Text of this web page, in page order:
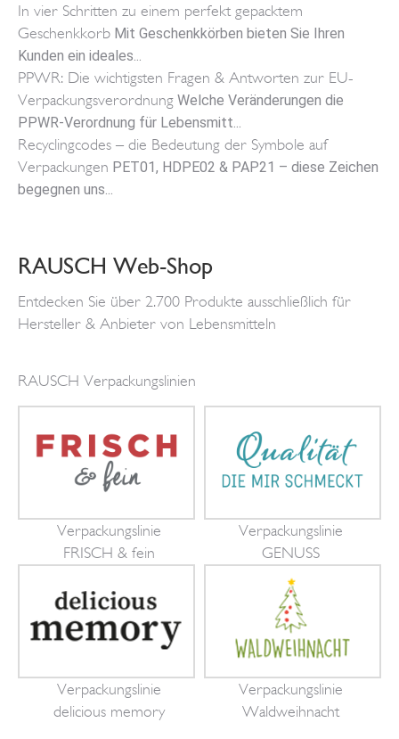
In vier Schritten zu einem perfekt gepacktem
Geschenkkorb Mit Geschenkkörben bieten Sie Ihren
Kunden ein ideales...
PPWR: Die wichtigsten Fragen & Antworten zur EU-
Verpackungsverordnung Welche Veränderungen die
PPWR-Verordnung für Lebensmitt...
Recyclingcodes – die Bedeutung der Symbole auf
Verpackungen PET01, HDPE02 & PAP21 – diese Zeichen
begegnen uns...
RAUSCH Web-Shop
Entdecken Sie über 2.700 Produkte ausschließlich für
Hersteller & Anbieter von Lebensmitteln
RAUSCH Verpackungslinien
Verpackungslinie
FRISCH & fein
Verpackungslinie
GENUSS
Verpackungslinie
delicious memory
Verpackungslinie
Waldweihnacht